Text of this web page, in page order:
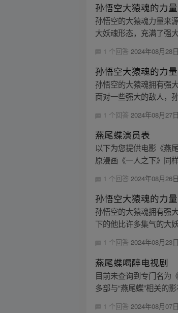
孙悟空大猿魂的力
孙悟空的大猿魂力量来
大妖魂形态，充满了强
1 个回答 2024年08月28
孙悟空大猿魂的力
孙悟空的大猿魂拥有强
面对一些强大的敌人，
1 个回答2024年08月27
燕尾蝶演员表
以下为您提供电影《燕
原漫画《一人之下》同
1 个回答2024年08月26
孙悟空大猿魂的力量
孙悟空的大猿魂拥有强
下的他比许多集气的大
1 个回答2024年08月23
燕尾蝶喝醉电视剧
目前未查询到专门名为
多部与“燕尾蝶”相关的
1 个回答 2024年08月07